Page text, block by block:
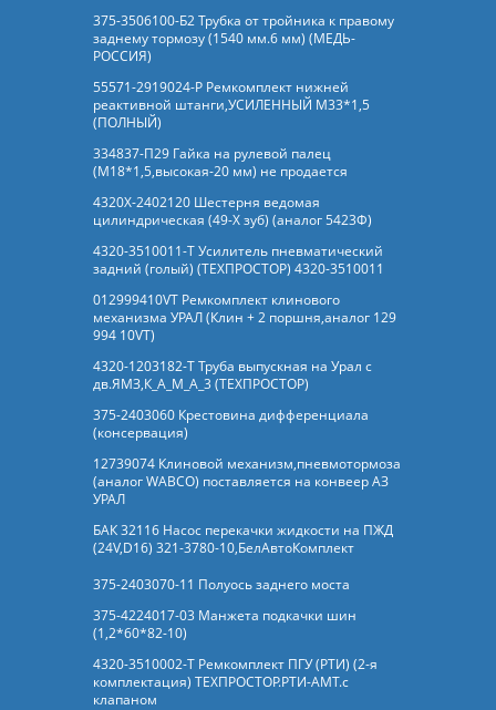
375-3506100-Б2 Трубка от тройника к правому
заднему тормозу (1540 мм.6 мм) (МЕДЬ-
РОССИЯ)
55571-2919024-Р Ремкомплект нижней
реактивной штанги,УСИЛЕННЫЙ М33*1,5
(ПОЛНЫЙ)
334837-П29 Гайка на рулевой палец
(М18*1,5,высокая-20 мм) не продается
4320Х-2402120 Шестерня ведомая
цилиндрическая (49-Х зуб) (аналог 5423Ф)
4320-3510011-Т Усилитель пневматический
задний (голый) (ТЕХПРОСТОР) 4320-3510011
012999410VT Ремкомплект клинового
механизма УРАЛ (Клин + 2 поршня,аналог 129
994 10VT)
4320-1203182-Т Труба выпускная на Урал с
дв.ЯМЗ,К_А_М_А_3 (ТЕХПРОСТОР)
375-2403060 Крестовина дифференциала
(консервация)
12739074 Клиновой механизм,пневмотормоза
(аналог WABCO) поставляется на конвеер АЗ
УРАЛ
БАК 32116 Насос перекачки жидкости на ПЖД
(24V,D16) 321-3780-10,БелАвтоКомплект
375-2403070-11 Полуось заднего моста
375-4224017-03 Манжета подкачки шин
(1,2*60*82-10)
4320-3510002-Т Ремкомплект ПГУ (РТИ) (2-я
комплектация) ТЕХПРОСТОР.РТИ-АМТ.c
клапаном